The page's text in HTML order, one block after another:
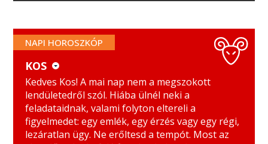
NAPI HOROSZKÓP
KOS
BIKA
IKREK
SKORPIÓ
NYILAS
KOS
Kedves Kos! A mai nap nem a megszokott
lendületedről szól. Hiába ülnél neki a
feladataidnak, valami folyton eltereli a
figyelmedet: egy emlék, egy érzés vagy egy régi,
lezáratlan ügy. Ne erőltesd a tempót. Most az